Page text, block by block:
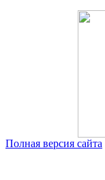
Полная версия сайта